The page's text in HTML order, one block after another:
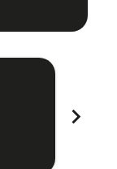
chevron_right